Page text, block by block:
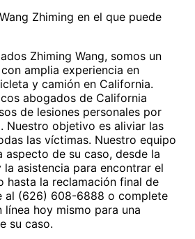
Zhiming en el que puede
Zhiming Wang, somos un
amplia experiencia en
y camión en California.
abogados de California
de lesiones personales por
Nuestro objetivo es aliviar las
las víctimas. Nuestro equipo
aspecto de su caso, desde la
asistencia para encontrar el
hasta la reclamación final de
al (626) 608-6888 o complete
hoy mismo para una
su caso.